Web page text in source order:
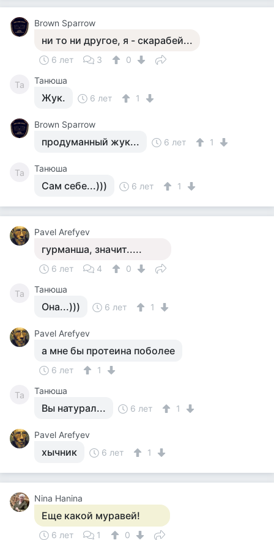
Brown Sparrow
ни то ни другое, я - скарабей...
6 лет 3 0
Та Танюша
Жук. 6 лет 1
Brown Sparrow
продуманный жук... 6 лет 1
Та Танюша
Сам себе...))) 6 лет 1
Pavel Arefyev
гурманша, значит.....
6 лет 4 0
Та Танюша
Она...))) 6 лет 1
Pavel Arefyev
а мне бы протеина поболее
6 лет 1
Та Танюша
Вы натурал... 6 лет 1
Pavel Arefyev
хычник 6 лет 1
Nina Hanina
Еще какой муравей!
6 лет 1 0